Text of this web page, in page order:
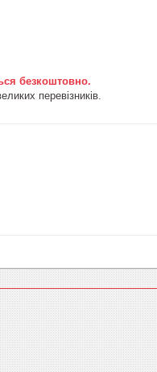
безкоштовно.
перевізників.